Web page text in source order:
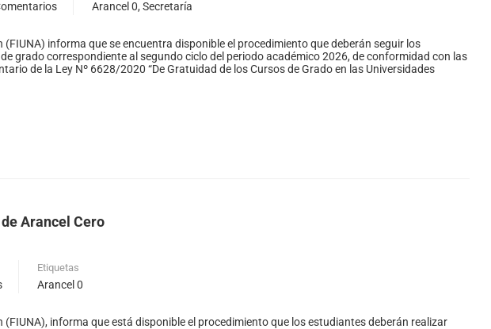
Arancel 0, Secretaría
informa que se encuentra disponible el procedimiento que deberán seguir los
grado correspondiente al segundo ciclo del periodo académico 2026, de conformidad con las
de la Ley Nº 6628/2020 “De Gratuidad de los Cursos de Grado en las Universidades
Arancel Cero
Etiquetas
Arancel 0
informa que está disponible el procedimiento que los estudiantes deberán realizar